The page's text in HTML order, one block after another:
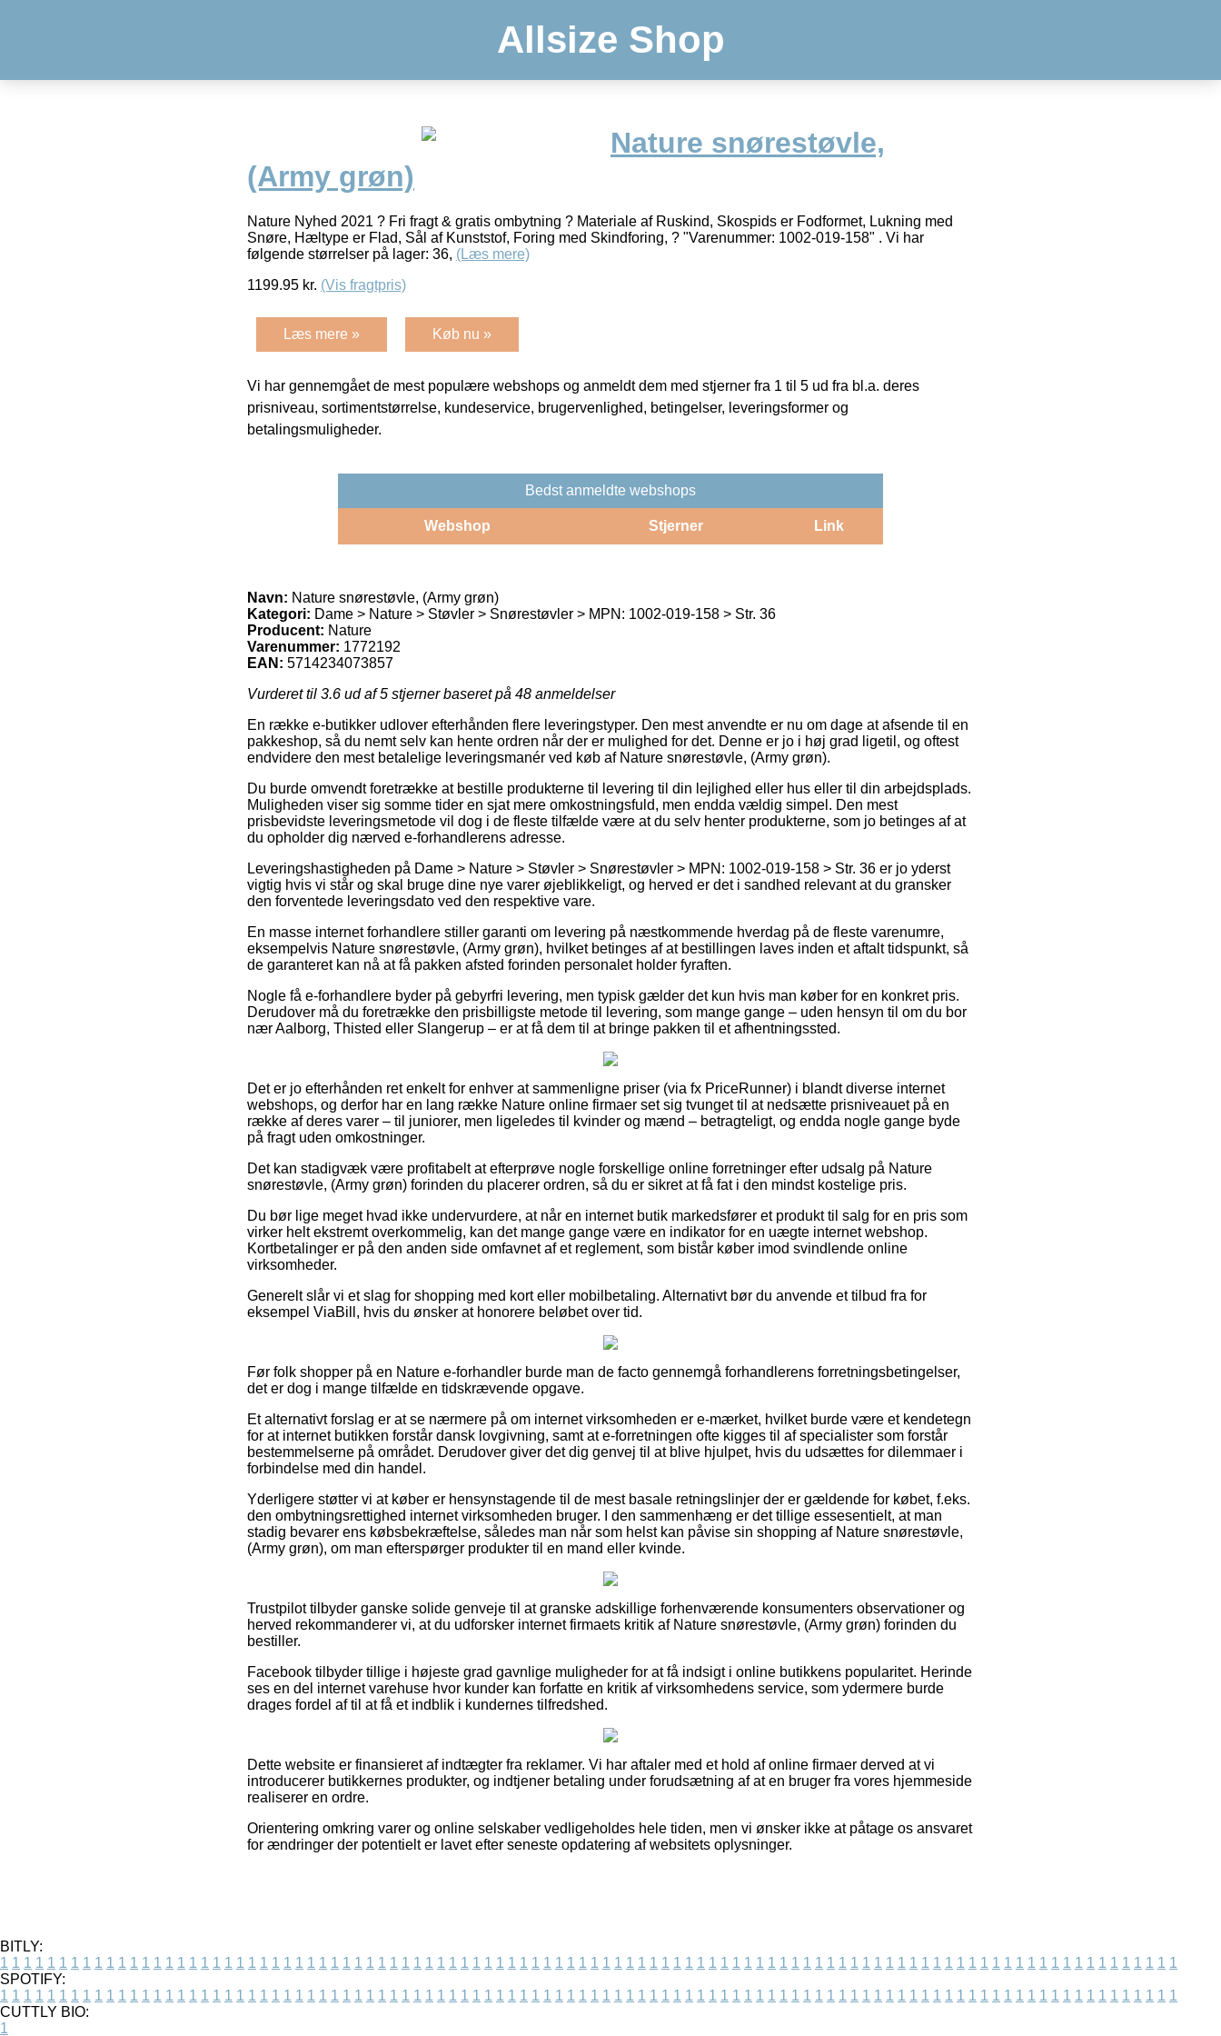
Allsize Shop
Nature snørestøvle,
(Army grøn)
Nature Nyhed 2021 ? Fri fragt & gratis ombytning ? Materiale af Ruskind, Skospids er Fodformet, Lukning med
Snøre, Hæltype er Flad, Sål af Kunststof, Foring med Skindforing, ? "Varenummer: 1002-019-158" . Vi har
følgende størrelser på lager: 36, (Læs mere)
1199.95 kr. (Vis fragtpris)
Læs mere » Køb nu »
Vi har gennemgået de mest populære webshops og anmeldt dem med stjerner fra 1 til 5 ud fra bl.a. deres
prisniveau, sortimentstørrelse, kundeservice, brugervenlighed, betingelser, leveringsformer og
betalingsmuligheder.
Bedst anmeldte webshops
Webshop Stjerner Link
Navn: Nature snørestøvle, (Army grøn)
Kategori: Dame > Nature > Støvler > Snørestøvler > MPN: 1002-019-158 > Str. 36
Producent: Nature
Varenummer: 1772192
EAN: 5714234073857
Vurderet til 3.6 ud af 5 stjerner baseret på 48 anmeldelser
En række e-butikker udlover efterhånden flere leveringstyper. Den mest anvendte er nu om dage at afsende til en
pakkeshop, så du nemt selv kan hente ordren når der er mulighed for det. Denne er jo i høj grad ligetil, og oftest
endvidere den mest betalelige leveringsmanér ved køb af Nature snørestøvle, (Army grøn).
Du burde omvendt foretrække at bestille produkterne til levering til din lejlighed eller hus eller til din arbejdsplads.
Muligheden viser sig somme tider en sjat mere omkostningsfuld, men endda vældig simpel. Den mest
prisbevidste leveringsmetode vil dog i de fleste tilfælde være at du selv henter produkterne, som jo betinges af at
du opholder dig nærved e-forhandlerens adresse.
Leveringshastigheden på Dame > Nature > Støvler > Snørestøvler > MPN: 1002-019-158 > Str. 36 er jo yderst
vigtig hvis vi står og skal bruge dine nye varer øjeblikkeligt, og herved er det i sandhed relevant at du gransker
den forventede leveringsdato ved den respektive vare.
En masse internet forhandlere stiller garanti om levering på næstkommende hverdag på de fleste varenumre,
eksempelvis Nature snørestøvle, (Army grøn), hvilket betinges af at bestillingen laves inden et aftalt tidspunkt, så
de garanteret kan nå at få pakken afsted forinden personalet holder fyraften.
Nogle få e-forhandlere byder på gebyrfri levering, men typisk gælder det kun hvis man køber for en konkret pris.
Derudover må du foretrække den prisbilligste metode til levering, som mange gange – uden hensyn til om du bor
nær Aalborg, Thisted eller Slangerup – er at få dem til at bringe pakken til et afhentningssted.
Det er jo efterhånden ret enkelt for enhver at sammenligne priser (via fx PriceRunner) i blandt diverse internet
webshops, og derfor har en lang række Nature online firmaer set sig tvunget til at nedsætte prisniveauet på en
række af deres varer – til juniorer, men ligeledes til kvinder og mænd – betragteligt, og endda nogle gange byde
på fragt uden omkostninger.
Det kan stadigvæk være profitabelt at efterprøve nogle forskellige online forretninger efter udsalg på Nature
snørestøvle, (Army grøn) forinden du placerer ordren, så du er sikret at få fat i den mindst kostelige pris.
Du bør lige meget hvad ikke undervurdere, at når en internet butik markedsfører et produkt til salg for en pris som
virker helt ekstremt overkommelig, kan det mange gange være en indikator for en uægte internet webshop.
Kortbetalinger er på den anden side omfavnet af et reglement, som bistår køber imod svindlende online
virksomheder.
Generelt slår vi et slag for shopping med kort eller mobilbetaling. Alternativt bør du anvende et tilbud fra for
eksempel ViaBill, hvis du ønsker at honorere beløbet over tid.
Før folk shopper på en Nature e-forhandler burde man de facto gennemgå forhandlerens forretningsbetingelser,
det er dog i mange tilfælde en tidskrævende opgave.
Et alternativt forslag er at se nærmere på om internet virksomheden er e-mærket, hvilket burde være et kendetegn
for at internet butikken forstår dansk lovgivning, samt at e-forretningen ofte kigges til af specialister som forstår
bestemmelserne på området. Derudover giver det dig genvej til at blive hjulpet, hvis du udsættes for dilemmaer i
forbindelse med din handel.
Yderligere støtter vi at køber er hensynstagende til de mest basale retningslinjer der er gældende for købet, f.eks.
den ombytningsrettighed internet virksomheden bruger. I den sammenhæng er det tillige essesentielt, at man
stadig bevarer ens købsbekræftelse, således man når som helst kan påvise sin shopping af Nature snørestøvle,
(Army grøn), om man efterspørger produkter til en mand eller kvinde.
Trustpilot tilbyder ganske solide genveje til at granske adskillige forhenværende konsumenters observationer og
herved rekommanderer vi, at du udforsker internet firmaets kritik af Nature snørestøvle, (Army grøn) forinden du
bestiller.
Facebook tilbyder tillige i højeste grad gavnlige muligheder for at få indsigt i online butikkens popularitet. Herinde
ses en del internet varehuse hvor kunder kan forfatte en kritik af virksomhedens service, som ydermere burde
drages fordel af til at få et indblik i kundernes tilfredshed.
Dette website er finansieret af indtægter fra reklamer. Vi har aftaler med et hold af online firmaer derved at vi
introducerer butikkernes produkter, og indtjener betaling under forudsætning af at en bruger fra vores hjemmeside
realiserer en ordre.
Orientering omkring varer og online selskaber vedligeholdes hele tiden, men vi ønsker ikke at påtage os ansvaret
for ændringer der potentielt er lavet efter seneste opdatering af websitets oplysninger.
BITLY:
1 1 1 1 1 1 1 1 1 1 1 1 1 1 1 1 1 1 1 1 1 1 1 1 1 1 1 1 1 1 1 1 1 1 1 1 1 1 1 1 1 1 1 1 1 1 1 1 1 1 1 1 1 1 1 1 1 1 1 1 1 1 1 1 1 1 1 1 1 1 1 1 1 1 1 1 1 1 1 1 1 1 1 1 1 1 1 1 1 1 1 1 1 1 1 1 1 1 1 1
SPOTIFY:
1 1 1 1 1 1 1 1 1 1 1 1 1 1 1 1 1 1 1 1 1 1 1 1 1 1 1 1 1 1 1 1 1 1 1 1 1 1 1 1 1 1 1 1 1 1 1 1 1 1 1 1 1 1 1 1 1 1 1 1 1 1 1 1 1 1 1 1 1 1 1 1 1 1 1 1 1 1 1 1 1 1 1 1 1 1 1 1 1 1 1 1 1 1 1 1 1 1 1 1
CUTTLY BIO:
1